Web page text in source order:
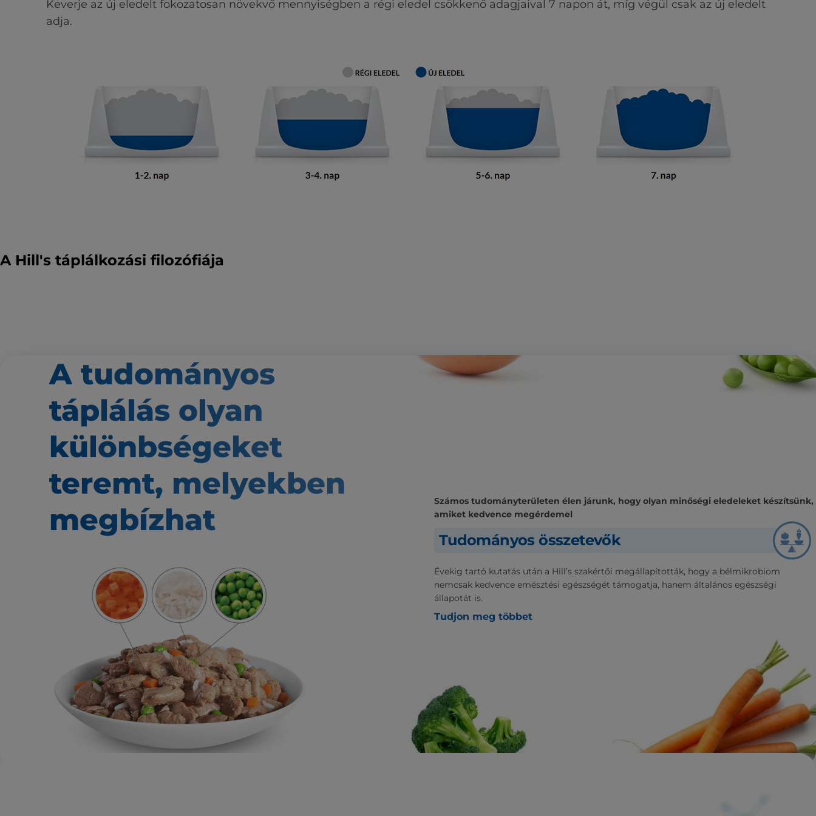
Keverje az új eledelt fokozatosan növekvő mennyiségben a régi eledel csökkenő adagjaival 7 napon át, míg végül csak az új eledelt
adja.
A Hill's táplálkozási filozófiája
A tudományos
táplálás olyan
különbségeket
teremt, melyekben
megbízhat
Számos tudományterületen élen járunk, hogy olyan minőségi eledeleket készítsünk,
amiket kedvence megérdemel
Tudományos összetevők
Évekig tartó kutatás után a Hill’s szakértői megállapították, hogy a bélmikrobiom
nemcsak kedvence emésztési egészségét támogatja, hanem általános egészségi
állapotát is.
Tudjon meg többet